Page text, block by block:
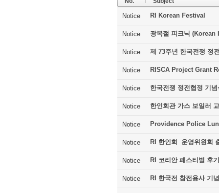
Notice RI Korean Festival
Notice 광복절 피크닉
Notice 제 73주년 한국전쟁 정
Notice RISCA Project Grant
Notice 한국전쟁 정전협정 기념
Notice 한인회관 가스 보일러
Notice Providence Police
Notice RI 한인회 운영위원회
Notice RI 코리안 페스티벌 후기
Notice RI 한국전 참전용사 기